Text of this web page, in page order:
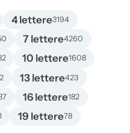
4 lettere3194
7 lettere4260
10 lettere1608
13 lettere423
16 lettere182
19 lettere78